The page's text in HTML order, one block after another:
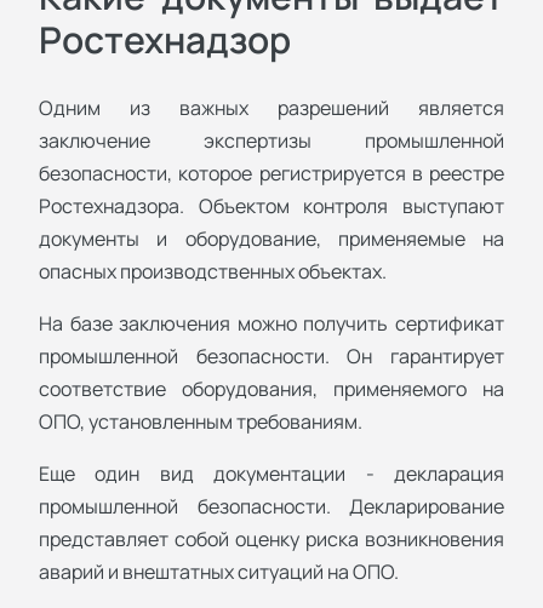
Ростехнадзор
Одним из важных разрешений является
заключение экспертизы промышленной
безопасности, которое регистрируется в реестре
Ростехнадзора. Объектом контроля выступают
документы и оборудование, применяемые на
опасных производственных объектах.
На базе заключения можно получить сертификат
промышленной безопасности. Он гарантирует
соответствие оборудования, применяемого на
ОПО, установленным требованиям.
Еще один вид документации - декларация
промышленной безопасности. Декларирование
представляет собой оценку риска возникновения
аварий и внештатных ситуаций на ОПО.